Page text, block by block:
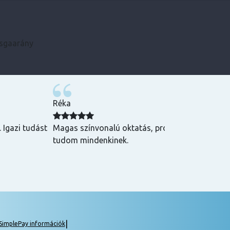
ajánlani
Kármen
Minden szükséges infót előre megkaptam,
csak ajánlani tudom! ☺️
információk|